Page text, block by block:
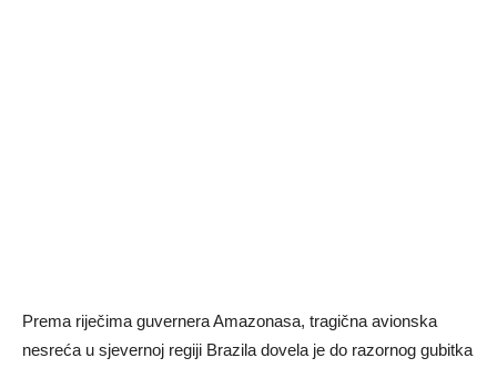
Prema riječima guvernera Amazonasa, tragična avionska
nesreća u sjevernoj regiji Brazila dovela je do razornog gubitka